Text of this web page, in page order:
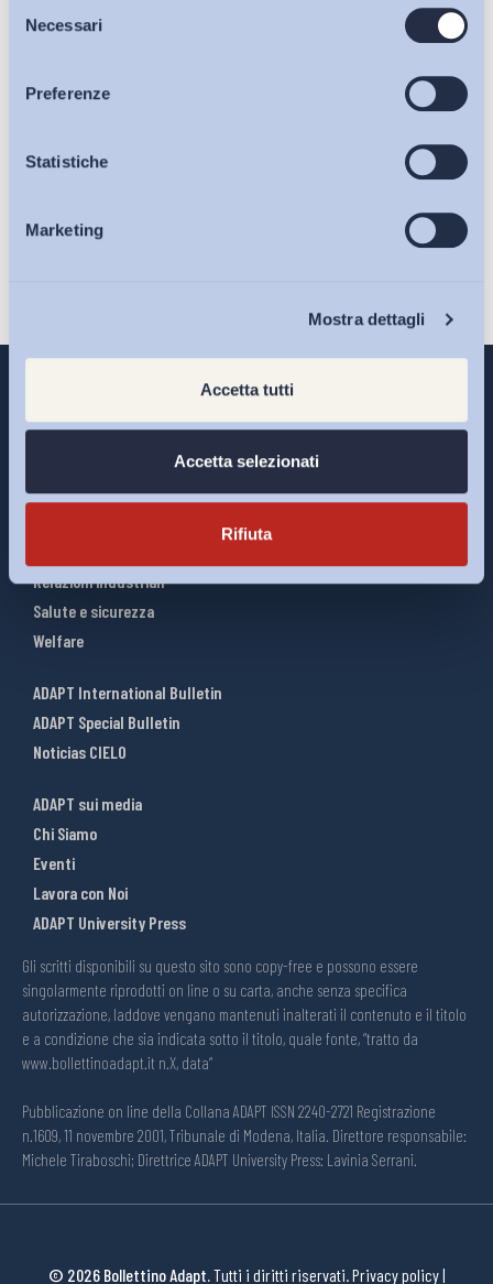
delNecessari
Preferenze
Statistiche
Marketing
Mostra dettagli
Accetta tutti
Accetta selezionati
Rifiuta
Bollettini ADAPT
Articoli
Osservatori
Eventi
Ho letto e Accetto il trattamento dei dati personali descritti
Infografiche
Relazioni industriali
Salute e sicurezza
Welfare
ADAPT International Bulletin
ADAPT Special Bulletin
Noticias CIELO
ADAPT sui media
Chi Siamo
Eventi
Lavora con Noi
ADAPT University Press
Gli scritti disponibili su questo sito sono copy-free e possono essere
singolarmente riprodotti on line o su carta, anche senza specifica
autorizzazione, laddove vengano mantenuti inalterati il contenuto e il titolo
e a condizione che sia indicata sotto il titolo, quale fonte, “tratto da
www.bollettinoadapt.it n.X, data“
Pubblicazione on line della Collana ADAPT ISSN 2240-2721 Registrazione
n.1609, 11 novembre 2001, Tribunale di Modena, Italia. Direttore responsabile:
Michele Tiraboschi; Direttrice ADAPT University Press: Lavinia Serrani.
© 2026 Bollettino Adapt.Tutti i diritti riservati.Privacy policy|